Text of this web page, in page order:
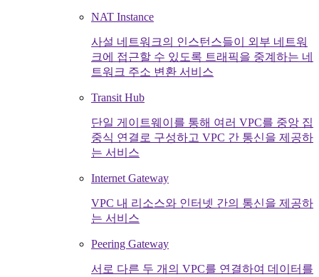
NAT Instance
사설 네트워크의 인스턴스들이 외부 네트워
크에 접근할 수 있도록 트래픽을 중계하는 네
트워크 주소 변환 서비스
Transit Hub
단일 게이트웨이를 통해 여러 VPC를 중앙 집
중식 연결로 구성하고 VPC 간 통신을 제공하
는 서비스
Internet Gateway
VPC 내 리소스와 인터넷 간의 통신을 제공하
는 서비스
Peering Gateway
서로 다른 두 개의 VPC를 연결하여 데이터를